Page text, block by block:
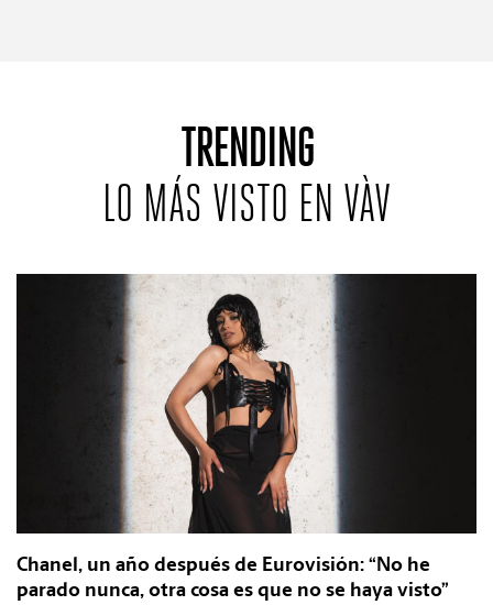
TRENDING
LO MÁS VISTO EN VÀV
Chanel, un año después de Eurovisión: “No he
parado nunca, otra cosa es que no se haya visto”